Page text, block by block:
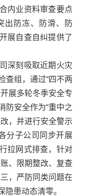
内业资料审查要点
出防冻、防滑、防
展自查自纠提供了
深刻吸取近期火灾
查组，通过“四不两
展多轮冬季安全专
防安全作为“重中之
，并进行安全警示
分子公司同步开展
拉网式排查，针对
、限期整改、复查
，严防同类问题在
隐患动态清零。